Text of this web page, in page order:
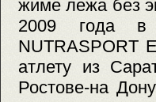
жиме лежа без
2009 года в
NUTRASPORT
атлету из
Ростове-на